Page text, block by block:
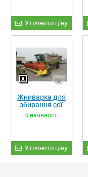
Уточнити ціну
Жниварка для
збирання сої
та гороху
«ETTARO»
В наявності
Уточнити ціну